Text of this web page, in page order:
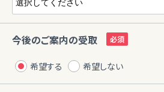
今後のご案内の受取
希望する 希望しない